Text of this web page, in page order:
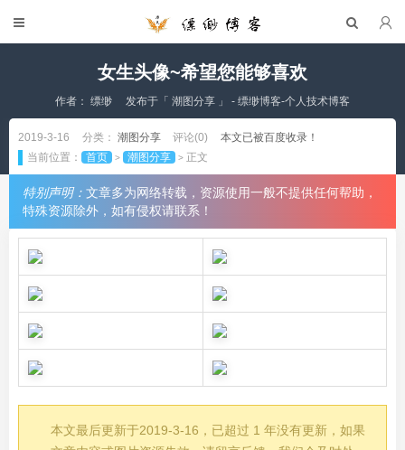
女生头像~希望您能够喜欢
作者： 缥缈 发布于「 潮图分享 」 - 缥缈博客-个人技术博客
2019-3-16 分类： 潮图分享 评论(0)
本文已被百度收录！
当前位置：
首页 > 潮图分享 > 正文
特别声明： 文章多为网络转载，资源使用一般不提供任何帮助，
特殊资源除外，如有侵权请联系！
本文最后更新于2019-3-16，已超过 1 年没有更新，如果